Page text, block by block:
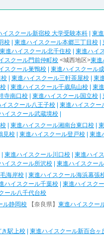
イスクール新宿校 大学受験本科 東
校 東進ハイスクール本郷三丁目校
東進ハイスクール北千住校 東進ハイ
スクール門前仲町校 <城西地区>東進
スクール巣鴨校 東進ハイスクール
東進ハイスクール三軒茶屋校 東
東進ハイスクール千歳烏山校
東
寺南口校 東進ハイスクール国立校
イスクール八王子校 東進ハイスクー
イスクール武蔵境校
東進ハイスクール湘南台東口校
見校 東進ハイスクール登戸校 東進
東進ハイスクール川口校 東進ハイ
イスクール所沢校 東進ハイスクー
海岸校 東進ハイスクール海浜幕張
ハイスクール千葉校 東進ハイスク
ール八千代台校
ル静岡校 【奈良県】 東進ハイスクー
き駅上校 東進ハイスクール新百合ヶ